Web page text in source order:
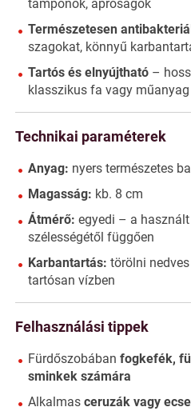
tamponok, apróságok
Természetesen
szagokat, könnyű
Tartós és elnyújtható –
klasszikus fa vagy műanyag
Technikai paraméterek
Anyag: nyers természetes
Magasság: kb. 8 cm
Átmérő: egyedi – a
szélességétől függően
Karbantartás: törölni
tartósan vízben
Felhasználási tippek
Fürdőszobában fogkefék,
sminkek számára
Alkalmas ceruzák vagy